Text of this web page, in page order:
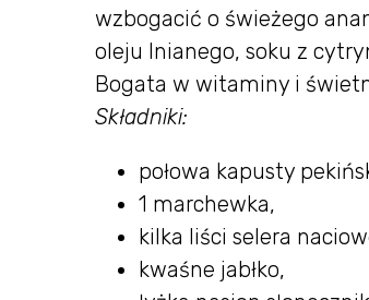
wzbogacić o świeżego
oleju lnianego, soku z
Bogata w witaminy i
Składniki:
połowa kapusty
1 marchewka,
kilka liści selera
kwaśne jabłko,